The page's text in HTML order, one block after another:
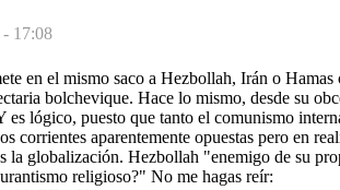
- 17:08
en el mismo saco a Hezbollah, Irán o
bolchevique. Hace lo mismo, desde su
es lógico, puesto que tanto el comunismo
corrientes aparentemente opuestas pero en
la globalización. Hezbollah "enemigo de su
religioso?" No me hagas reír: